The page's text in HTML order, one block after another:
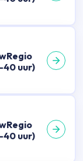
uur)
uur)